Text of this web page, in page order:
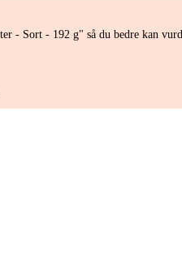
- Sort - 192 g" så du bedre kan